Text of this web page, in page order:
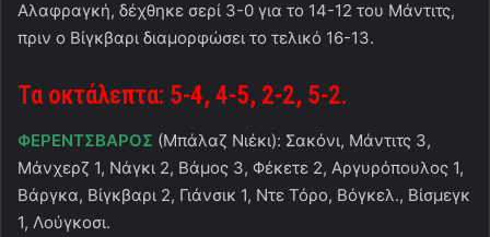
Αλαφραγκή, δέχθηκε σερί 3-0 για το 14-12 του Μάντιτς,
πριν ο Βίγκβαρι διαμορφώσει το τελικό 16-13.
Τα οκτάλεπτα: 5-4, 4-5, 2-2, 5-2.
ΦΕΡΕΝΤΣΒΑΡΟΣ (Μπάλαζ Νιέκι): Σακόνι, Μάντιτς 3,
Μάνχερζ 1, Νάγκι 2, Βάμος 3, Φέκετε 2, Αργυρόπουλος 1,
Βάργκα, Βίγκβαρι 2, Γιάνσικ 1, Ντε Τόρο, Βόγκελ., Βίσμεγκ
1, Λούγκοσι.